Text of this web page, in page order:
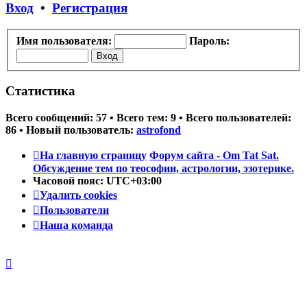
Вход • Регистрация
Имя пользователя: Пароль:
Статистика
Всего сообщений: 57 • Всего тем: 9 • Всего пользователей:
86 • Новый пользователь: astrofond
На главную страницу Форум сайта - Om Tat Sat.
Обсуждение тем по теософии, астрологии, эзотерике.
Часовой пояс: UTC+03:00
Удалить cookies
Пользователи
Наша команда